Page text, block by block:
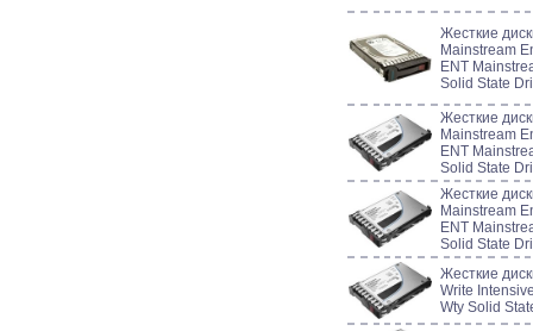
Жесткие
Mainstream
ENT
Solid State
Жесткие
Mainstream
ENT
Solid State
Жесткие
Mainstream
ENT
Solid State
Жесткие
Write
Wty Solid